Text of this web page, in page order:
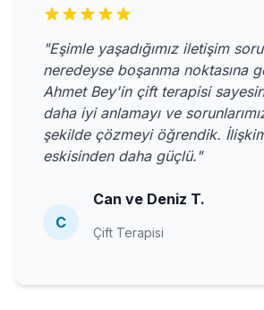
"Eşimle yaşadığımız iletişim
neredeyse boşanma noktasına
Ahmet Bey'in çift terapisi
daha iyi anlamayı ve
şekilde çözmeyi öğrendik.
eskisinden daha güçlü."
C
Can ve Deniz T.
Çift Terapisi